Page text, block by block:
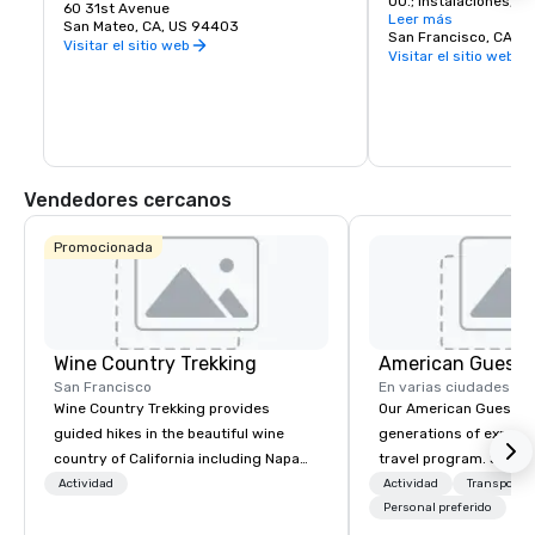
de compras favorito de la península.
60 31st Avenue
San Mateo, CA, US 94403
Visitar el sitio web
de primera clase y
Leer más
San Francisco, CA,
Visitar el sitio web
Vendedores cercanos
Promocionada
Wine Country Trekking
San Francisco
Wine Country Trekking provides
guided hikes in the beautiful wine
country of California including Napa
and Sonoma Valleys. These
Actividad
American Guest
En varias ciudades
Our American Guest
generations of
travel program. Since
mission has been to
imagination of your
Actividad
Transporte
Personal preferido